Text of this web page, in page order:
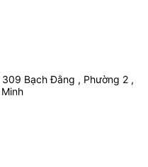
309 Bạch Đằng , Phường 2 ,